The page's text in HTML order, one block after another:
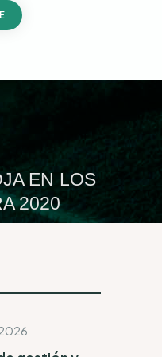
EN LOS
2020